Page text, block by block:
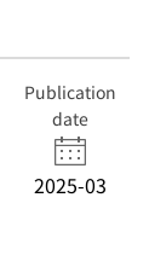
Publication
date
2025-03